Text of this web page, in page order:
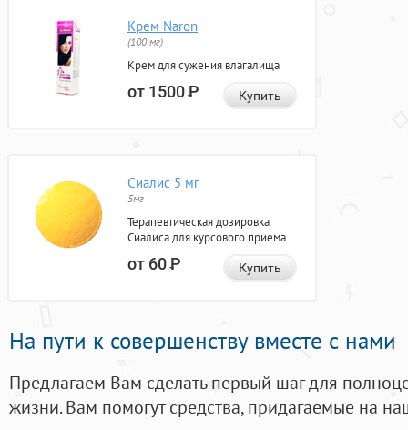
Крем Naron
(100 мг)
Крем для сужения влагалища
от 1500Р Купить
Сиалис 5 мг
5мг
Терапевтическая дозировка
Сиалиса для курсового приема
от 60Р Купить
На пути к совершенству вместе с нами
Предлагаем Вам сделать первый шаг для
жизни. Вам помогут средства, придагаемые на